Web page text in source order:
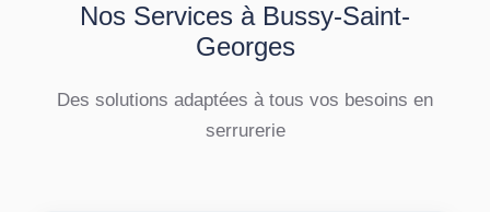
Nos Services à Bussy-Saint-
Georges
Des solutions adaptées à tous vos besoins en
serrurerie